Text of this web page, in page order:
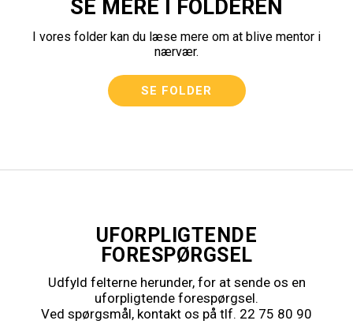
SE MERE I FOLDEREN
I vores folder kan du læse mere om at blive mentor i
nærvær.
SE FOLDER
UFORPLIGTENDE
FORESPØRGSEL
Udfyld felterne herunder, for at sende os en
uforpligtende forespørgsel.
Ved spørgsmål, kontakt os på tlf. 22 75 80 90